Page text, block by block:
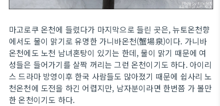
마고로쿠 온천에 들렸다가 마지막으로 들린 곳은, 뉴토온천향
에서도 물이 맑기로 유명한 가니바온천(蟹場泉)이다. 가니바
온천에도 노천 남녀혼탕이 있기는 한데, 물이 맑기 때문에 여
성들은 들어가기를 살짝 꺼리는 그런 온천이기도 하다. 아이리
스 드라마 방영이후 한국 사람들도 많아졌기 때문에 쉽사리 노
천온천에 도전을 하긴 어렵지만, 남자분이라면 한번쯤 가 볼만
한 온천이기도 하다.